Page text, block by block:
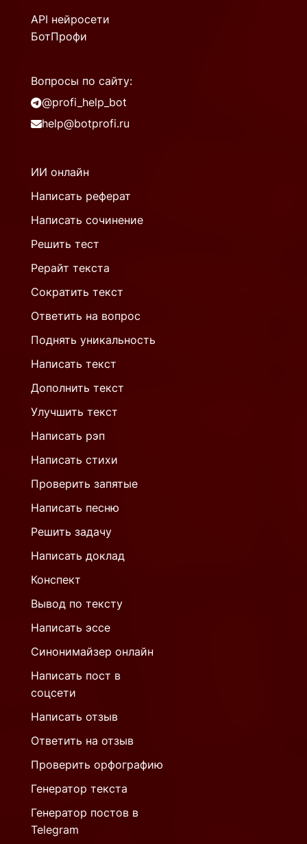
API нейросети
БотПрофи
Вопросы по сайту:
@profi_help_bot
help@botprofi.ru
ИИ онлайн
Написать реферат
Написать сочинение
Решить тест
Рерайт текста
Сократить текст
Ответить на вопрос
Поднять уникальность
Написать текст
Дополнить текст
Улучшить текст
Написать рэп
Написать стихи
Проверить запятые
Написать песню
Решить задачу
Написать доклад
Конспект
Вывод по тексту
Написать эссе
Синонимайзер онлайн
Написать пост в
соцсети
Написать отзыв
Ответить на отзыв
Проверить орфографию
Генератор текста
Генератор постов в
Telegram